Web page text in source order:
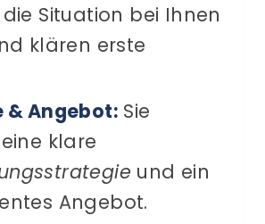
Situation bei Ihnen
klären erste
& Angebot: Sie
klare
und ein
Angebot.